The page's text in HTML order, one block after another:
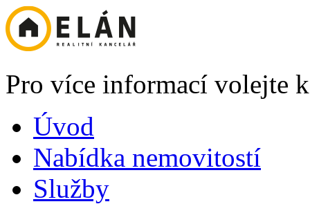
Pro více informací volejte
Úvod
Nabídka nemovitostí
Služby